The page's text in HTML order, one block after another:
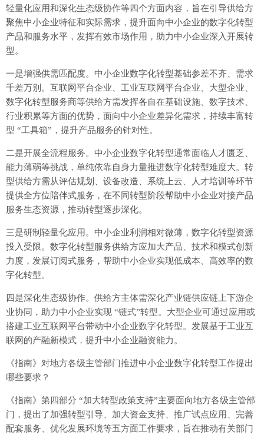
轻量化应用和深化生态级协作等四个方面内容，旨在引导供给方
聚焦中小企业特征和实际需求，提升面向中小企业的数字化转型
产品和服务水平，发挥有效市场作用，助力中小企业深入开展转
型。
一是增强供需匹配度。中小企业数字化转型基础参差不齐、需求
千差万别。互联网平台企业、工业互联网平台企业、大型企业、
数字化转型服务商等供给方需发挥各自在基础设施、数字技术、
行业积累等方面的优势，面向中小企业差异化需求，持续丰富转
型 “工具箱”，提升产品服务的针对性。
二是开展全流程服务。中小企业数字化转型通常面临人才匮乏、
能力薄弱等挑战，单纯依靠自身力量推进数字化转型难度大。转
型供给方需从评估规划、设备改造、系统上云、人才培训等环节
提供全方位陪伴式服务，在不同转型阶段帮助中小企业对接产品
服务生态资源，推动转型逐步深化。
三是研制轻量化应用。中小企业利润相对微薄，数字化转型资源
投入受限。数字化转型服务供给方应加大产品、技术和模式创新
力度，发展订阅式服务，帮助中小企业实现低成本、高效率的数
字化转型。
四是深化生态级协作。供给方主体需深化产业链供应链上下游企
业协同，助力中小企业实现 “链式”转型。大型企业可通过应用或
搭建工业互联网平台带动中小企业数字化转型。发展基于工业互
联网的产融新模式，提升中小企业融资能力。
《指南》对地方各级主管部门推进中小企业数字化转型工作提出
哪些要求？
《指南》第四部分 “加大转型政策支持”主要面向地方各级主管部
门，提出了加强转型引导、加大资金支持、推广试点应用、完善
配套服务、优化发展环境等五方面工作要求，旨在推动有关部门